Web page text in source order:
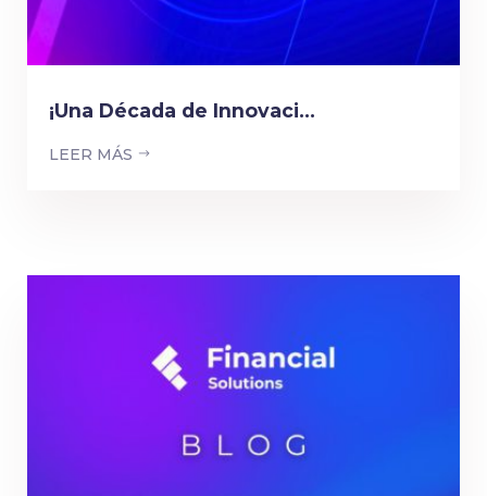
¡Una Década de Innovaci...
LEER MÁS